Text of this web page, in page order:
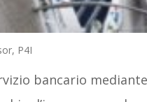
P4I
bancario